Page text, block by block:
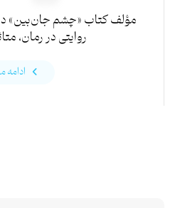
مؤلف کتاب «چشم جان‌بین» در
روایتی در رمان،
ادامه